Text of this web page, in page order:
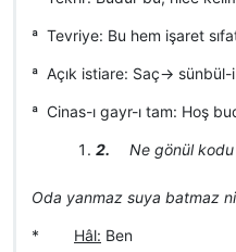
ª Tevriye: Bu hem işaret
ª Açık istiare: Saç-> sünbül-
ª Cinas-ı gayr-ı tam: Hoş
2. Ne gönül kodu
Oda yanmaz suya batmaz
* Hâl: Ben